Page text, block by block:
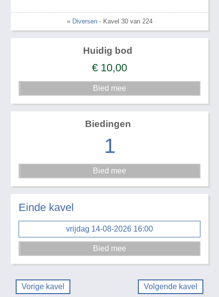
« Diversen- Kavel 30 van 224
Huidig bod
€ 10,00
Biedingen
1
Einde kavel
vrijdag 14-08-2026 16:00
Vorige kavel Volgende kavel